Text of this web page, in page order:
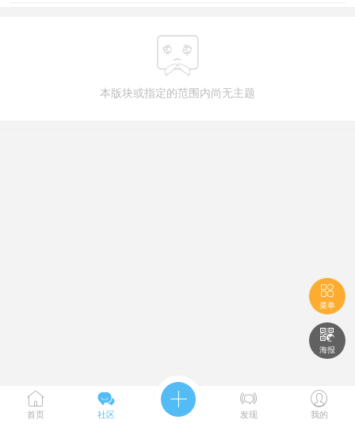

本版块或指定的范围内尚无主题

菜单

海报

首页

社区
 
发现

我的